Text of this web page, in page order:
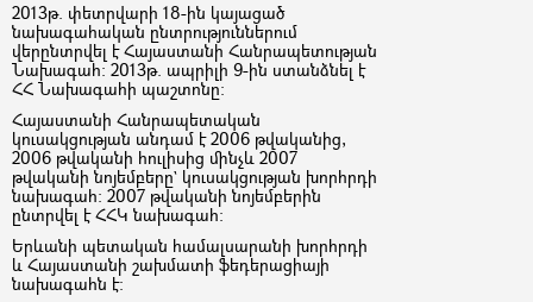
2013թ. փետրվարի 18-ին կայացած
նախագահական ընտրություններում
վերընտրվել է Հայաստանի Հանրապետության
Նախագահ: 2013թ. ապրիլի 9-ին ստանձնել է
ՀՀ Նախագահի պաշտոնը:
Հայաստանի Հանրապետական
կուսակցության անդամ է 2006 թվականից,
2006 թվականի հուլիսից մինչև 2007
թվականի նոյեմբերը` կուսակցության խորհրդի
նախագահ: 2007 թվականի նոյեմբերին
ընտրվել է ՀՀԿ նախագահ:
Երևանի պետական համալսարանի խորհրդի
և Հայաստանի շախմատի ֆեդերացիայի
նախագահն է: